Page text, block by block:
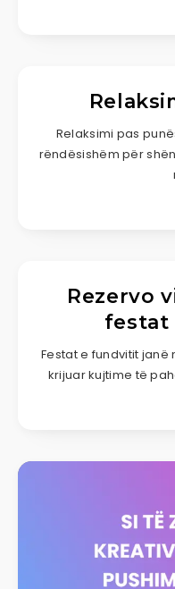
Relaksimi pas
rëndësishëm për
Rezervo
festat
Festat e fundvitit
krijuar kujtime të